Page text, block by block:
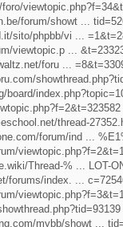
forum/showt ...
sito/phpbb/vi ...
viewtopic.p ...
foru ...
board/
thread-
forum/ind ...
Thread-% ... LOT-
forums/index. ...
mybb/showt ...